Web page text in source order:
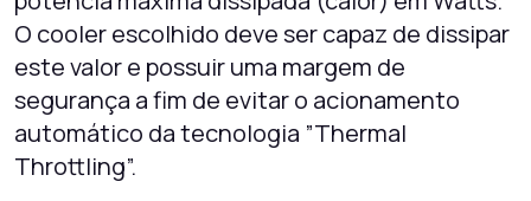
O cooler escolhido deve ser capaz de dissipar
este valor e possuir uma margem de
segurança a fim de evitar o acionamento
automático da tecnologia ”Thermal
Throttling”.